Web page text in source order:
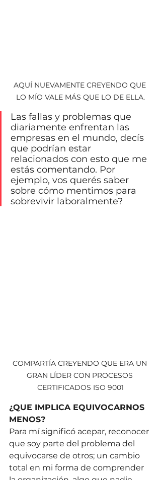
AQUÍ NUEVAMENTE CREYENDO QUE
LO MÍO VALE MÁS QUE LO DE ELLA.
Las fallas y problemas que
diariamente enfrentan las
empresas en el mundo, decís
que podrían estar
relacionados con esto que me
estás comentando. Por
ejemplo, vos querés saber
sobre cómo mentimos para
sobrevivir laboralmente?
COMPARTÍA CREYENDO QUE ERA UN
GRAN LÍDER CON PROCESOS
CERTIFICADOS ISO 9001
¿QUE IMPLICA EQUIVOCARNOS
MENOS?
Para mí significó acepar, reconocer
que soy parte del problema del
equivocarse de otros; un cambio
total en mi forma de comprender